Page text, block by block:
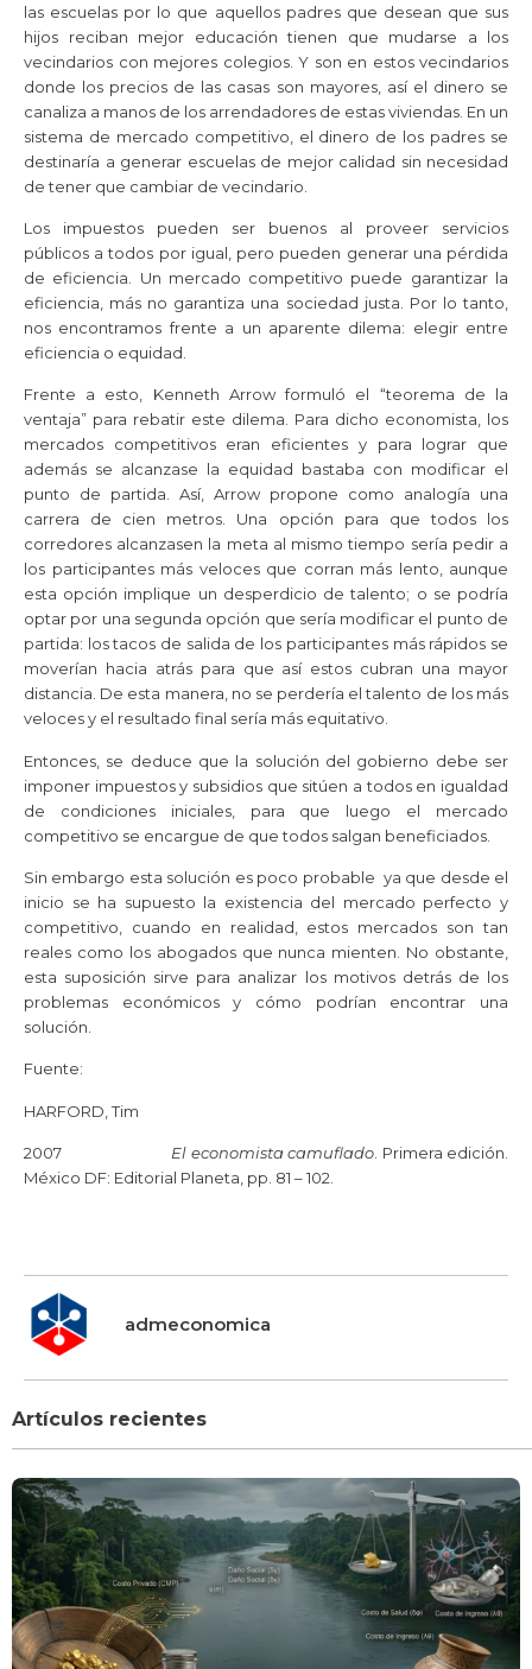
las escuelas por lo que aquellos padres que desean que sus
hijos reciban mejor educación tienen que mudarse a los
vecindarios con mejores colegios. Y son en estos vecindarios
donde los precios de las casas son mayores, así el dinero se
canaliza a manos de los arrendadores de estas viviendas. En un
sistema de mercado competitivo, el dinero de los padres se
destinaría a generar escuelas de mejor calidad sin necesidad
de tener que cambiar de vecindario.
Los impuestos pueden ser buenos al proveer servicios
públicos a todos por igual, pero pueden generar una pérdida
de eficiencia. Un mercado competitivo puede garantizar la
eficiencia, más no garantiza una sociedad justa. Por lo tanto,
nos encontramos frente a un aparente dilema: elegir entre
eficiencia o equidad.
Frente a esto, Kenneth Arrow formuló el “teorema de la
ventaja” para rebatir este dilema. Para dicho economista, los
mercados competitivos eran eficientes y para lograr que
además se alcanzase la equidad bastaba con modificar el
punto de partida. Así, Arrow propone como analogía una
carrera de cien metros. Una opción para que todos los
corredores alcanzasen la meta al mismo tiempo sería pedir a
los participantes más veloces que corran más lento, aunque
esta opción implique un desperdicio de talento; o se podría
optar por una segunda opción que sería modificar el punto de
partida: los tacos de salida de los participantes más rápidos se
moverían hacia atrás para que así estos cubran una mayor
distancia. De esta manera, no se perdería el talento de los más
veloces y el resultado final sería más equitativo.
Entonces, se deduce que la solución del gobierno debe ser
imponer impuestos y subsidios que sitúen a todos en igualdad
de condiciones iniciales, para que luego el mercado
competitivo se encargue de que todos salgan beneficiados.
Sin embargo esta solución es poco probable ya que desde el
inicio se ha supuesto la existencia del mercado perfecto y
competitivo, cuando en realidad, estos mercados son tan
reales como los abogados que nunca mienten. No obstante,
esta suposición sirve para analizar los motivos detrás de los
problemas económicos y cómo podrían encontrar una
solución.
Fuente:
HARFORD, Tim
2007 El economista camuflado. Primera edición.
México DF: Editorial Planeta, pp. 81 – 102.
admeconomica
Artículos recientes